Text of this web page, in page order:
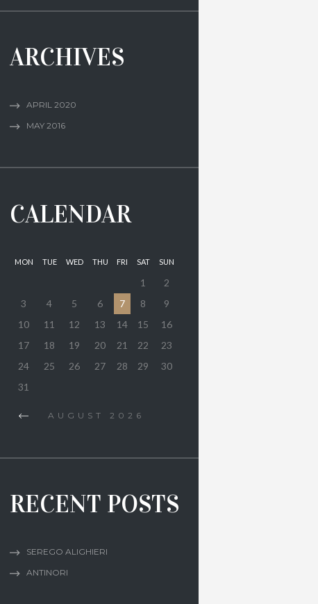
ARCHIVES
APRIL 2020
MAY 2016
CALENDAR
MON TUE WED THU FRI SAT SUN
1
2
3
4 5 6 7 8
9
10
11 12 13 14 15
16
17
18 19 20 21 22
23
24
25 26 27 28 29
30
31
AUGUST 2026
RECENT POSTS
SEREGO ALIGHIERI
ANTINORI